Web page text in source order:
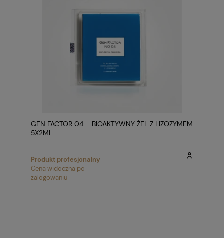
GEN FACTOR 04 – BIOAKTYWNY ŻEL Z LIZOZYMEM
5X2ML
Produkt profesjonalny
Cena widoczna po
zalogowaniu